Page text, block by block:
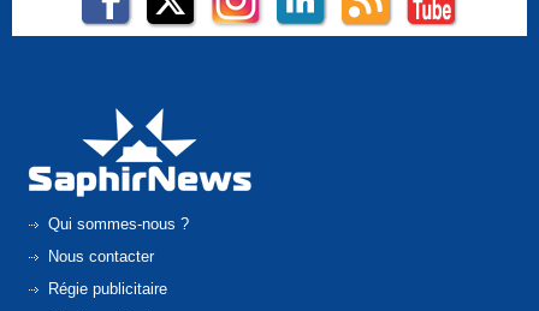
Qui sommes-nous ?
Nous contacter
Régie publicitaire